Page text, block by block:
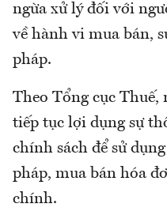
ngừa xử lý đối với
về hành vi mua bán,
pháp.
Theo Tổng cục Thuế,
tiếp tục lợi dụng sự
chính sách để sử
pháp, mua bán hóa
chính.